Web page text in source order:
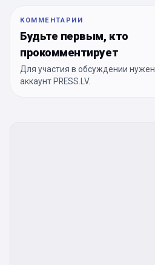
КОММЕНТАРИИ
Будьте первым, кто
прокомментирует
Для участия в обсуждении нужен
аккаунт PRESS.LV.